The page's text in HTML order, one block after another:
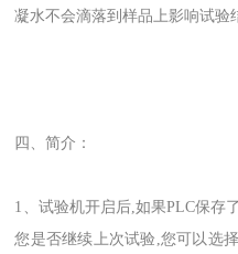
凝水不会滴落到样品上影响试验
四、简介：
1、试验机开启后,如果PLC保存
您是否继续上次试验,您可以选